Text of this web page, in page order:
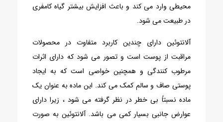
محیطی وارد می کند و باعث افزایش بیشتر گیاه کامفری
در طبیعت می شود.
آلانتوئین دارای چندین کاربرد متفاوت در محصولات
مراقبت از پوست است و تصور می شود که دارای اثرات
مرطوب کنندگی و همچنین خواصی است که به ایجاد
پوستی صاف و سالم کمک می کند. این ماده به عنوان یک
ماده نسبتاً بی خطر در نظر گرفته می شود ، زیرا دارای
عوارض جانبی بسیار کمی می باشد. آلانتوئین به صورت